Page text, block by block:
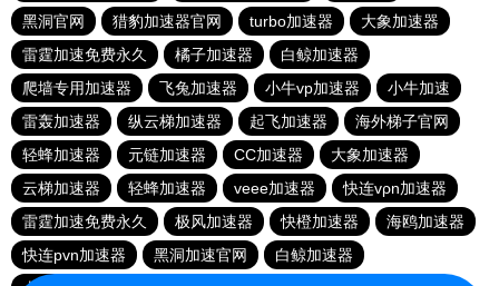
黑洞官网
猎豹加速器官网 turbo加速器
大象加速器
雷霆加速免费永久
橘子加速器
白鲸加速器
爬墙专用加速器
飞兔加速器 小牛vp加速器
小牛加速
雷轰加速器
纵云梯加速器 起飞加速器
海外梯子官网
轻蜂加速器
元链加速器 CC加速器
大象加速器
云梯加速器
轻蜂加速器 veee加速器
快连vρn加速器
雷霆加速免费永久
极风加速器 快橙加速器
海鸥加速器
快连pvn加速器
黑洞加速官网
白鲸加速器